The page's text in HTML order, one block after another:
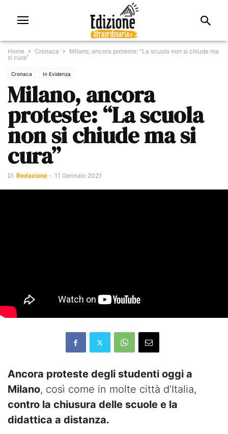
Home Cronaca
Milano, ancora proteste: “La scuola non si chiude ma
si cura”
Cronaca In Evidenza
Milano, ancora
proteste: “La scuola
non si chiude ma si
cura”
Di Redazione - 11 Gennaio 2021
Ancora proteste degli studenti oggi a
Milano, così come in molte città d’Italia,
contro la chiusura delle scuole e la
didattica a distanza.